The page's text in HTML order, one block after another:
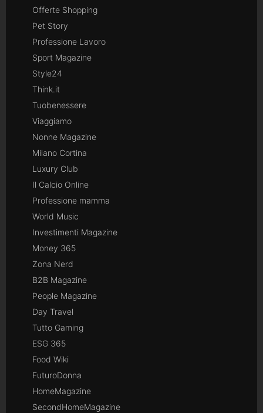
Offerte Shopping
Pet Story
Professione Lavoro
Sport Magazine
Style24
Think.it
Tuobenessere
Viaggiamo
Nonne Magazine
Milano Cortina
Luxury Club
Il Calcio Online
Professione mamma
World Music
Investimenti Magazine
Money 365
Zona Nerd
B2B Magazine
People Magazine
Day Travel
Tutto Gaming
ESG 365
Food Wiki
FuturoDonna
HomeMagazine
SecondHomeMagazine